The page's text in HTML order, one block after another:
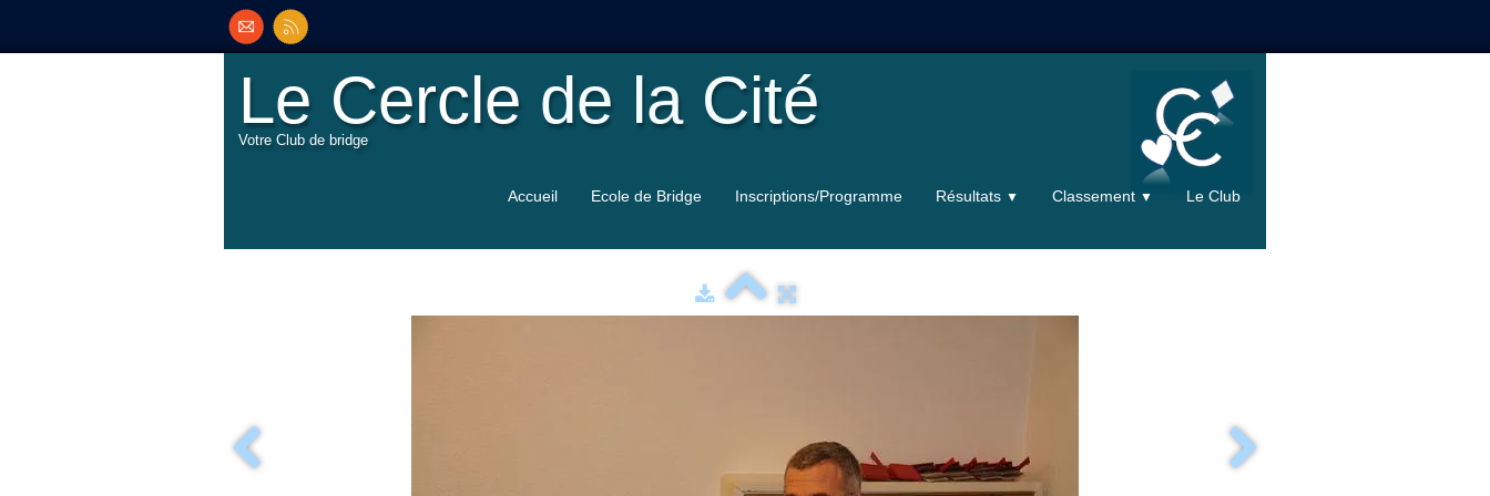
Le Cercle de la Cité
Votre Club de bridge
Accueil Ecole de Bridge Inscriptions/Programme Résultats ▼ Classement ▼ Le Club